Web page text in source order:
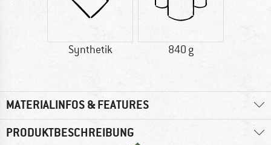
Synthetik 840 g
MATERIALINFOS & FEATURES
PRODUKTBESCHREIBUNG